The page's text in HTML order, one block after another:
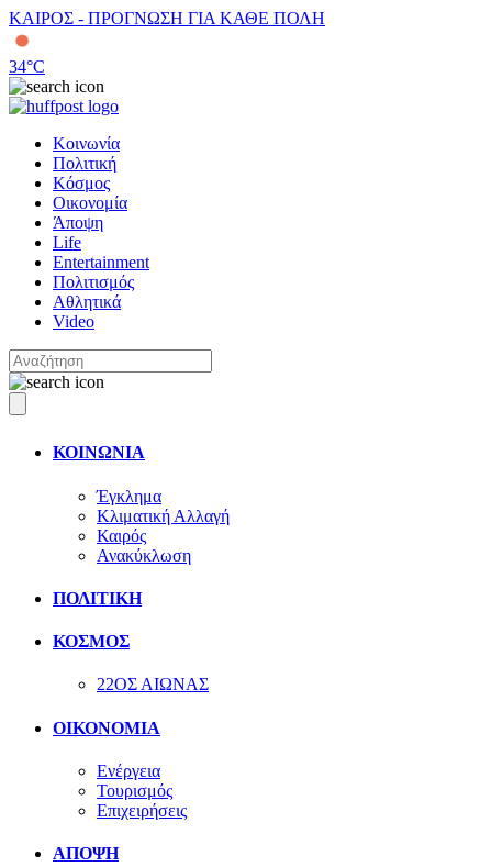
ΚΑΙΡΟΣ - ΠΡΟΓΝΩΣΗ ΓΙΑ ΚΑΘΕ ΠΟΛΗ
34°C
Κοινωνία
Πολιτική
Κόσμος
Οικονομία
Άποψη
Life
Entertainment
Πολιτισμός
Αθλητικά
Video
ΚΟΙΝΩΝΙΑ
Έγκλημα
Κλιματική Αλλαγή
Καιρός
Ανακύκλωση
ΠΟΛΙΤΙΚΗ
ΚΟΣΜΟΣ
22ΟΣ ΑΙΩΝΑΣ
ΟΙΚΟΝΟΜΙΑ
Ενέργεια
Τουρισμός
Επιχειρήσεις
ΑΠΟΨΗ